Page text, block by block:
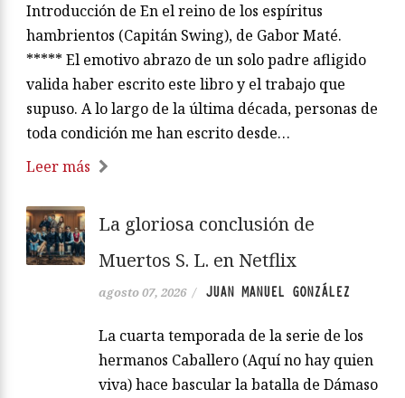
Introducción de En el reino de los espíritus
hambrientos (Capitán Swing), de Gabor Maté.
***** El emotivo abrazo de un solo padre afligido
valida haber escrito este libro y el trabajo que
supuso. A lo largo de la última década, personas de
toda condición me han escrito desde…
Leer más
La gloriosa conclusión de
Muertos S. L. en Netflix
agosto 07, 2026 / JUAN MANUEL GONZÁLEZ
La cuarta temporada de la serie de los
hermanos Caballero (Aquí no hay quien
viva) hace bascular la batalla de Dámaso